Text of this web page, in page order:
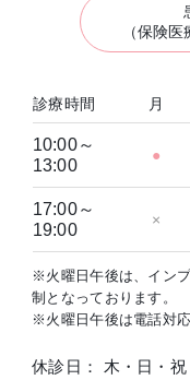
（保険
診療時間 月
10:00～
13:00
●
17:00～
19:00
×
※火曜日午後は、イン
制となっております。
※火曜日午後は電話対
休診日： 木・日・祝